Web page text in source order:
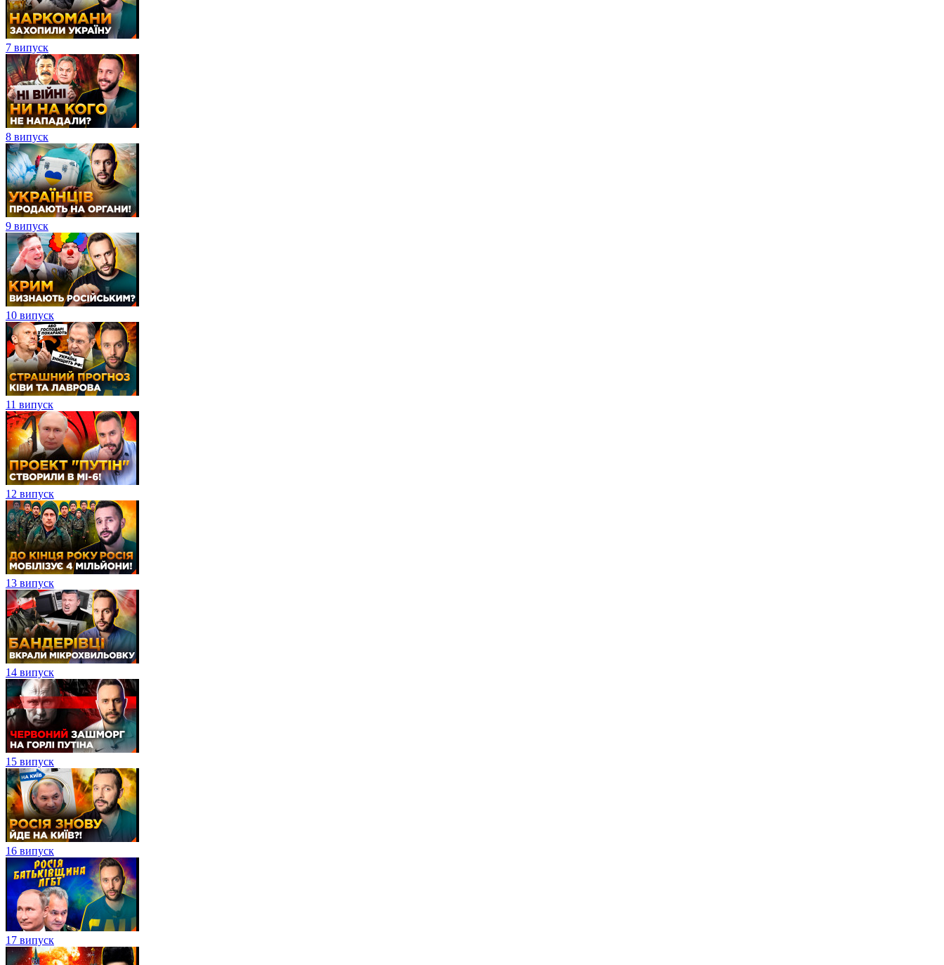
7 випуск
8 випуск
9 випуск
10 випуск
11 випуск
12 випуск
13 випуск
14 випуск
15 випуск
16 випуск
17 випуск